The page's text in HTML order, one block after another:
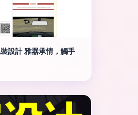
設計 雅器承情，觸手